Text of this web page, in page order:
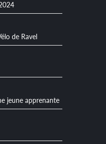
de Ravel
jeune apprenante